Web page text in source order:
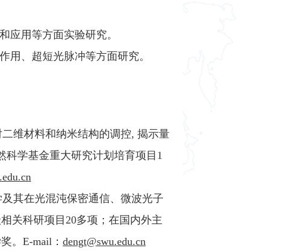
应用等方面实验研究。
用、超短光脉冲等方面研究。
维材料和纳米结构的调控, 揭示量
学基金重大研究计划培育项目1
其在光混沌保密通信、微波光子
关科研项目20多项；在国内外主
。E-mail： dengt@swu.edu.cn